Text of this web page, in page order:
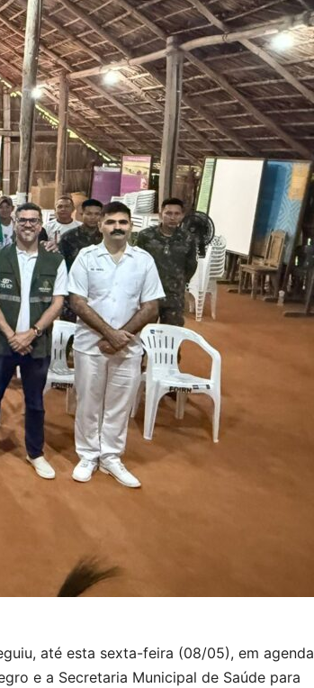
até esta sexta-feira (08/05), em agenda
e a Secretaria Municipal de Saúde para